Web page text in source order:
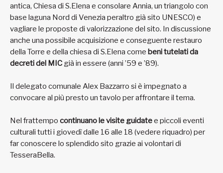
antica, Chiesa di S.Elena e consolare Annia, un triangolo con
base laguna Nord di Venezia peraltro già sito UNESCO) e
vagliare le proposte di valorizzazione del sito. In discussione
anche una possibile acquisizione e conseguente restauro
della Torre e della chiesa di S.Elena come beni tutelati da
decreti del MIC già in essere (anni ’59 e ’89).
Il delegato comunale Alex Bazzarro si è impegnato a
convocare al più presto un tavolo per affrontare il tema.
Nel frattempo continuano le visite guidatee piccoli eventi
culturali tutti i giovedì dalle 16 alle 18 (vedere riquadro) per
far conoscere lo splendido sito grazie ai volontari di
TesseraBella.